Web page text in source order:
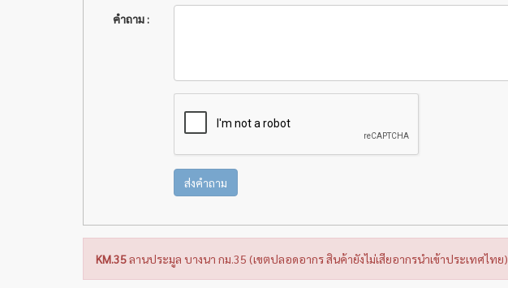
คำถาม :
ส่งคำถาม
KM.35ลานประมูล บางนา กม.35 (เขตปลอดอากร สินค้ายังไม่เสียอากรนำเข้าประเทศไทย)